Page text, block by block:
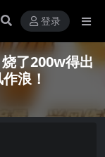
登录
了200w得出
浪！